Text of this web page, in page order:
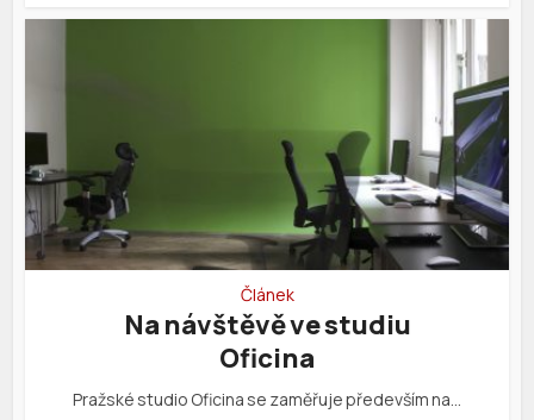
Článek
Na návštěvě ve studiu
Oficina
Pražské studio Oficina se zaměřuje především na…